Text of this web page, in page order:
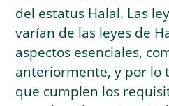
del estatus Halal. Las
varían de las leyes de
aspectos esenciales,
anteriormente, y por lo
que cumplen los